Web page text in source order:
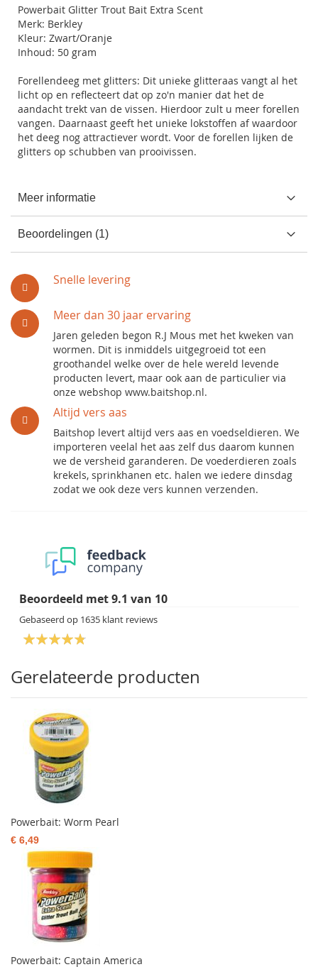
Snelle levering
Meer dan 30 jaar ervaring
Jaren geleden begon R.J Mous met het kweken van
wormen. Dit is inmiddels uitgegroeid tot een
groothandel welke over de hele wereld levende
producten levert, maar ook aan de particulier via
onze webshop www.baitshop.nl.
Altijd vers aas
Baitshop levert altijd vers aas en voedseldieren. We
importeren veelal het aas zelf dus daarom kunnen
we de versheid garanderen. De voederdieren zoals
krekels, sprinkhanen etc. halen we iedere dinsdag
zodat we ook deze vers kunnen verzenden.
Beoordeeld met9.1 van 10
Gebaseerd op 1635 klant reviews
Gerelateerde producten
Powerbait: Worm Pearl
€ 6,49
Powerbait: Captain America
Powerbait Glitter Trout Bait Extra Scent
Merk: Berkley
Kleur: Zwart/Oranje
Inhoud: 50 gram
Forellendeeg met glitters: Dit unieke glitteraas vangt al het
licht op en reflecteert dat op zo'n manier dat het de
aandacht trekt van de vissen. Hierdoor zult u meer forellen
vangen. Daarnaast geeft het unieke lokstoffen af waardoor
het deeg nog attractiever wordt. Voor de forellen lijken de
glitters op schubben van prooivissen.
Meer informatie
Beoordelingen 1